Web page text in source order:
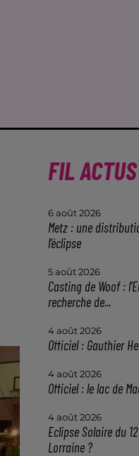
FIL ACTUS
6 août 2026
Metz : une
l’éclipse
5 août 2026
Casting de Woof :
recherche de...
4 août 2026
Officiel : Gauthier
4 août 2026
Officiel : le lac de
4 août 2026
Eclipse Solaire du
Lorraine ?